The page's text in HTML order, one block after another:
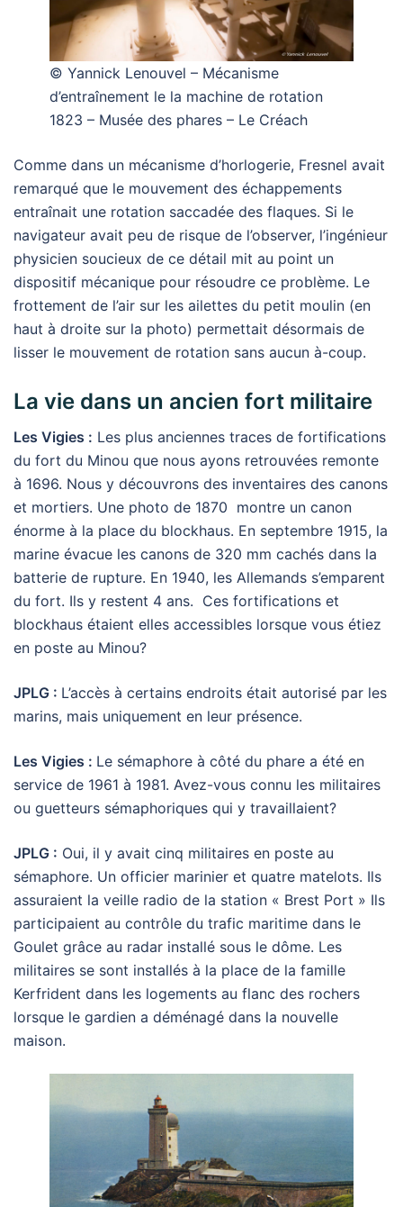
© Yannick Lenouvel – Mécanisme
d’entraînement le la machine de rotation
1823 – Musée des phares – Le Créach
Comme dans un mécanisme d’horlogerie, Fresnel avait
remarqué que le mouvement des échappements
entraînait une rotation saccadée des flaques. Si le
navigateur avait peu de risque de l’observer, l’ingénieur
physicien soucieux de ce détail mit au point un
dispositif mécanique pour résoudre ce problème. Le
frottement de l’air sur les ailettes du petit moulin (en
haut à droite sur la photo) permettait désormais de
lisser le mouvement de rotation sans aucun à-coup.
La vie dans un ancien fort militaire
Les Vigies : Les plus anciennes traces de fortifications
du fort du Minou que nous ayons retrouvées remonte
à 1696. Nous y découvrons des inventaires des canons
et mortiers. Une photo de 1870 montre un canon
énorme à la place du blockhaus. En septembre 1915, la
marine évacue les canons de 320 mm cachés dans la
batterie de rupture. En 1940, les Allemands s’emparent
du fort. Ils y restent 4 ans. Ces fortifications et
blockhaus étaient elles accessibles lorsque vous étiez
en poste au Minou?
JPLG : L’accès à certains endroits était autorisé par les
marins, mais uniquement en leur présence.
Les Vigies : Le sémaphore à côté du phare a été en
service de 1961 à 1981. Avez-vous connu les militaires
ou guetteurs sémaphoriques qui y travaillaient?
JPLG : Oui, il y avait cinq militaires en poste au
sémaphore. Un officier marinier et quatre matelots. Ils
assuraient la veille radio de la station « Brest Port » Ils
participaient au contrôle du trafic maritime dans le
Goulet grâce au radar installé sous le dôme. Les
militaires se sont installés à la place de la famille
Kerfrident dans les logements au flanc des rochers
lorsque le gardien a déménagé dans la nouvelle
maison.